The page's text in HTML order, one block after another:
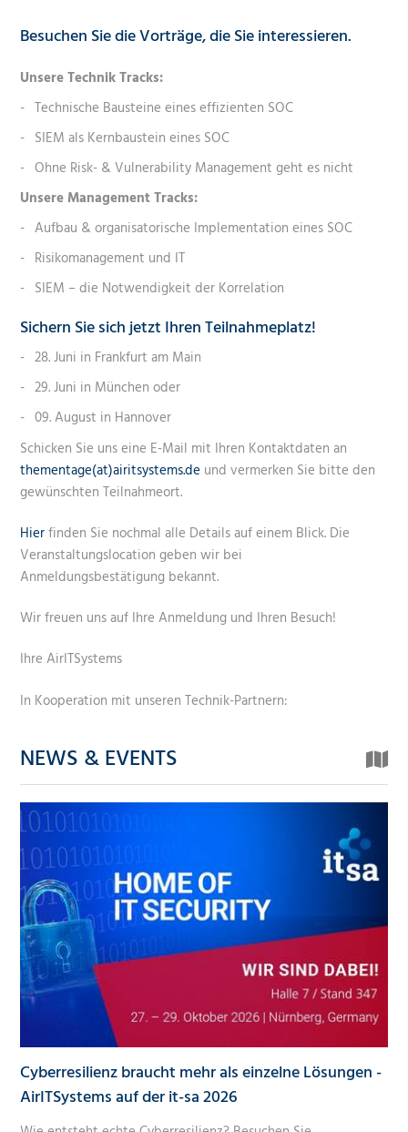
Besuchen Sie die Vorträge, die Sie interessieren.
Unsere Technik Tracks:
Technische Bausteine eines effizienten SOC
SIEM als Kernbaustein eines SOC
Ohne Risk- & Vulnerability Management geht es nicht
Unsere Management Tracks:
Aufbau & organisatorische Implementation eines SOC
Risikomanagement und IT
SIEM – die Notwendigkeit der Korrelation
Sichern Sie sich jetzt Ihren Teilnahmeplatz!
28. Juni in Frankfurt am Main
29. Juni in München oder
09. August in Hannover
Schicken Sie uns eine E-Mail mit Ihren Kontaktdaten an
thementage(at)airitsystems.de und vermerken Sie bitte den
gewünschten Teilnahmeort.
Hierfinden Sie nochmal alle Details auf einem Blick. Die
Veranstaltungslocation geben wir bei
Anmeldungsbestätigung bekannt.
Wir freuen uns auf Ihre Anmeldung und Ihren Besuch!
Ihre AirITSystems
In Kooperation mit unseren Technik-Partnern:
NEWS & EVENTS
Cyberresilienz braucht mehr als einzelne Lösungen -
AirITSystems auf der it-sa 2026